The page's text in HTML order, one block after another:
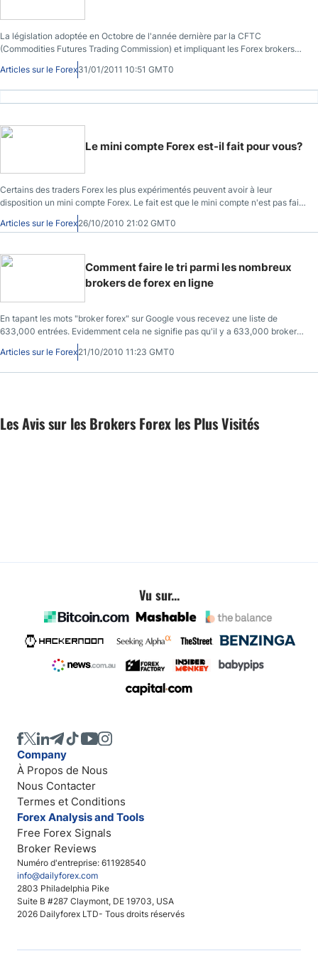
La législation adoptée en Octobre de l'année dernière par la CFTC
(Commodities Futures Trading Commission) et impliquant les Forex brokers
réglementés, a provoqué beaucoup de discussions dans la communauté du
Forex. Est-ce une bonne chose?
Articles sur le Forex31/01/2011 10:51 GMT0
Le mini compte Forex est-il fait pour vous?
Certains des traders Forex les plus expérimentés peuvent avoir à leur
disposition un mini compte Forex. Le fait est que le mini compte n'est pas fait
seulement pour le trader qui fait ses premier pas sur le marché Forex.
Articles sur le Forex26/10/2010 21:02 GMT0
Comment faire le tri parmi les nombreux
brokers de forex en ligne
En tapant les mots "broker forex" sur Google vous recevez une liste de
633,000 entrées. Evidemment cela ne signifie pas qu'il y a 633,000 brokers
réclamant votre compte, mais qu'il y en a énormement, et ils veulent tous
votre argent.
Articles sur le Forex21/10/2010 11:23 GMT0
Les Avis sur les Brokers Forex les Plus Visités
Vu sur...
Numéro d'entreprise: 611928540
info@dailyforex.com
2803 Philadelphia Pike
Suite B #287 Claymont, DE 19703, USA
2026 Dailyforex LTD- Tous droits réservés
Company
À Propos de Nous
Nous Contacter
Termes et Conditions
Forex Analysis and Tools
Free Forex Signals
Broker Reviews